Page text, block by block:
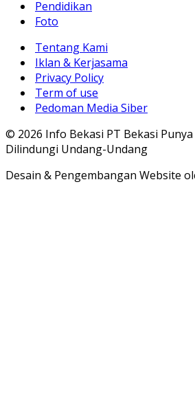
Pendidikan
Foto
Tentang Kami
Iklan & Kerjasama
Privacy Policy
Term of use
Pedoman Media Siber
© 2026 Info Bekasi PT Bekasi
Dilindungi Undang-Undang
Desain & Pengembangan Website